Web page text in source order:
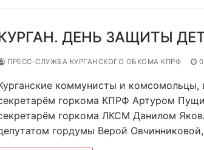
ДЕНЬ ЗАЩИТЫ
ПРЕСС-СЛУЖБА КУРГАНСКОГО ОБКОМА КПРФ
коммунисты и комсомольцы,
горкома КПРФ Артуром
горкома ЛКСМ Данилом
гордумы Верой